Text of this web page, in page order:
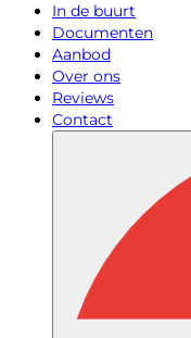
In de buurt
Documenten
Aanbod
Over ons
Reviews
Contact